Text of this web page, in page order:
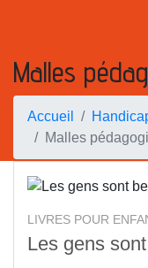
Malles
Accueil
Malles
LIVRES POUR
Les gens